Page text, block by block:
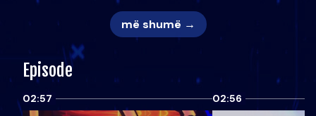
më shumë →
Episode
02:57 02:56